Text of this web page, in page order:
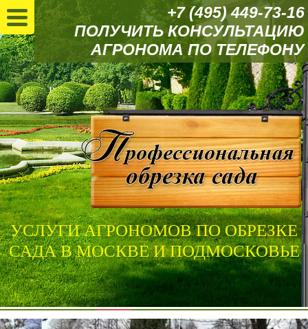
+7 (495) 449-73-16
ПОЛУЧИТЬ КОНСУЛЬТАЦИЮ
АГРОНОМА ПО ТЕЛЕФОНУ
УСЛУГИ АГРОНОМОВ ПО ОБРЕЗКЕ
САДА В МОСКВЕ И ПОДМОСКОВЬЕ